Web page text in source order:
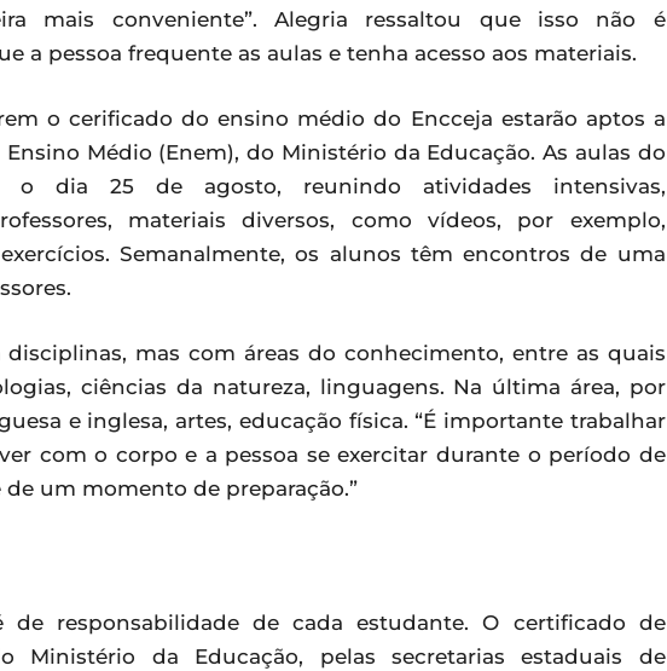
mais conveniente”. Alegria ressaltou que isso não é
a pessoa frequente as aulas e tenha acesso aos materiais.
o cerificado do ensino médio do Encceja estarão aptos a
Médio (Enem), do Ministério da Educação. As aulas do
o dia 25 de agosto, reunindo atividades intensivas,
materiais diversos, como vídeos, por exemplo,
Semanalmente, os alunos têm encontros de uma
mas com áreas do conhecimento, entre as quais
ciências da natureza, linguagens. Na última área, por
e inglesa, artes, educação física. “É importante trabalhar
com o corpo e a pessoa se exercitar durante o período de
um momento de preparação.”
responsabilidade de cada estudante. O certificado de
Ministério da Educação, pelas secretarias estaduais de